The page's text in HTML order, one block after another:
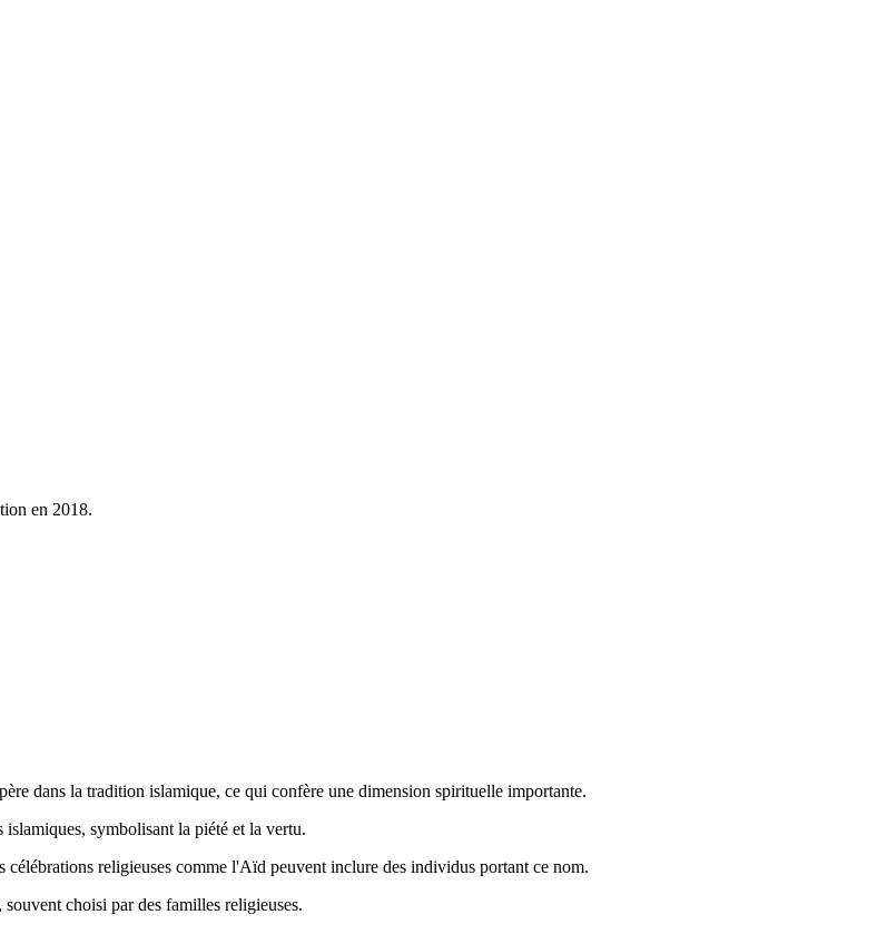
en 2018.
dans la tradition islamique, ce qui confère une dimension spirituelle importante.
symbolisant la piété et la vertu.
religieuses comme l'Aïd peuvent inclure des individus portant ce nom.
choisi par des familles religieuses.